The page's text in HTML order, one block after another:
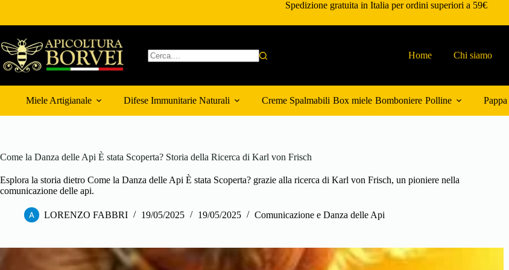
contenuto
Spedizione gratuita in Italia per ordini superiori a 59€
Home Chi siamo
Miele Artigianale Difese Immunitarie Naturali Creme Spalmabili Box miele Bomboniere Polline
Come la Danza delle Api È stata Scoperta? Storia della Ricerca di Karl von Frisch
Esplora la storia dietro Come la Danza delle Api È stata Scoperta? grazie alla ricerca di Karl von Frisch, un pioniere nella
comunicazione delle api.
LORENZO FABBRI 19/05/2025 19/05/2025 Comunicazione e Danza delle Api